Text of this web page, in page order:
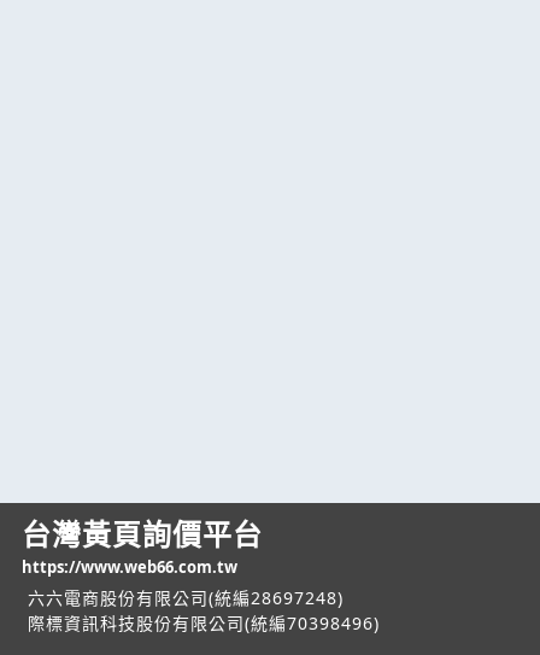
台灣黃頁詢價平台
https://www.web66.com.tw
六六電商股份有限公司(統編28697248)
際標資訊科技股份有限公司(統編70398496)